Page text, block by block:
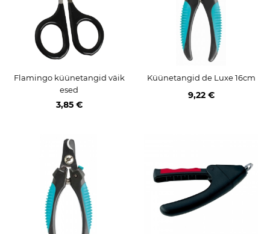
Flamingo küünetangid väik
esed
3,85 €
Küünetangid de Luxe 16cm
9,22 €